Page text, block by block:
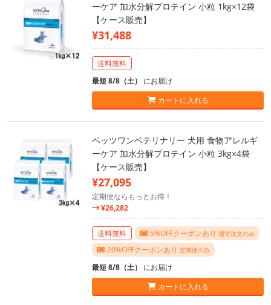
ーケア 加水分解プロテイン 小粒 1kg×12袋
【ケース販売】
¥31,488
送料無料
最短 8/8（土） にお届け
カートに入れる
ベッツワンベテリナリー 犬用 食物アレルギ
ーケア 加水分解プロテイン 小粒 3kg×4袋
【ケース販売】
¥27,095
定期便ならもっとお得！
¥26,282
送料無料 5%OFFクーポンあり 通常注文のみ
20%OFFクーポンあり 定期便のみ
最短 8/8（土） にお届け
カートに入れる